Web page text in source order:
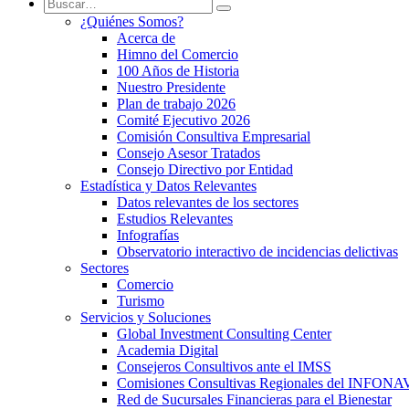
¿Quiénes Somos?
Acerca de
Himno del Comercio
100 Años de Historia
Nuestro Presidente
Plan de trabajo 2026
Comité Ejecutivo 2026
Comisión Consultiva Empresarial
Consejo Asesor Tratados
Consejo Directivo por Entidad
Estadística y Datos Relevantes
Datos relevantes de los sectores
Estudios Relevantes
Infografías
Observatorio interactivo de incidencias delictivas
Sectores
Comercio
Turismo
Servicios y Soluciones
Global Investment Consulting Center
Academia Digital
Consejeros Consultivos ante el IMSS
Comisiones Consultivas Regionales del
Red de Sucursales Financieras para el Bienestar